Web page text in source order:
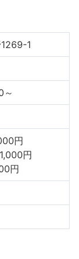
1
～
円
円
円